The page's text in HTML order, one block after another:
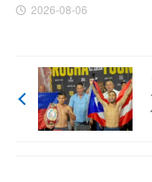
2026-08-06